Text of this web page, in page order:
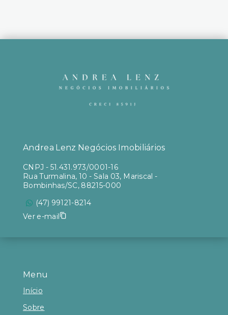
Menu
Início
Sobre
Andrea Lenz Negócios Imobiliários
CNPJ - 51.431.973/0001-16
Rua Turmalina, 10 - Sala 03, Mariscal -
Bombinhas/SC, 88215-000
(47) 99121-8214
Ver e-mail